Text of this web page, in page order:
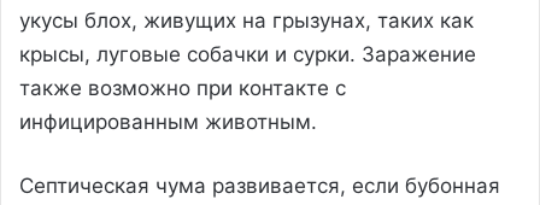
укусы блох, живущих на грызунах, таких как
крысы, луговые собачки и сурки. Заражение
также возможно при контакте с
инфицированным животным.
Септическая чума развивается, если бубонная